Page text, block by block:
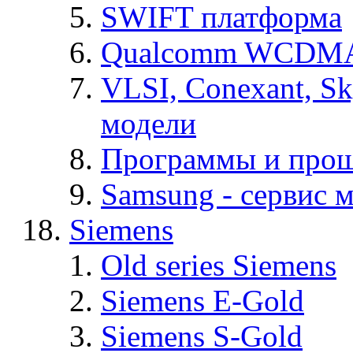
SWIFT платформа
Qualcomm
VLSI, Conexant,
модели
Программы и
Samsung - cервис
Siemens
Old series Siemens
Siemens E-Gold
Siemens S-Gold